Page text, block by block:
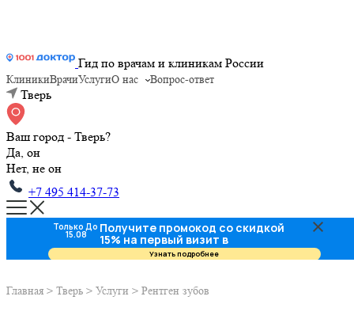
Гид по врачам и клиникам России
КлиникиВрачиУслугиО нас Вопрос-ответ
Тверь
Ваш город - Тверь?
Да, он
Нет, не он
+7 495 414-37-73
Главная > Тверь > Услуги > Рентген зубов
Только До
15.08 Получите промокод со скидкой
15% на первый визит в
стоматологию
Узнать подробнее